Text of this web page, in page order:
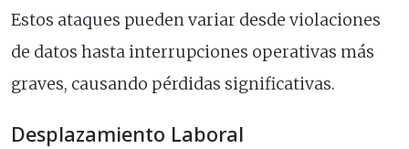
Estos ataques pueden variar desde violaciones
de datos hasta interrupciones operativas más
graves, causando pérdidas significativas.
Desplazamiento Laboral